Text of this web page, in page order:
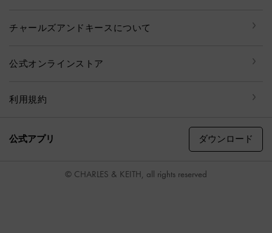
チャールズアンドキースについて
公式オンラインストア
利用規約
公式アプリ ダウンロード
© CHARLES & KEITH, all rights reserved